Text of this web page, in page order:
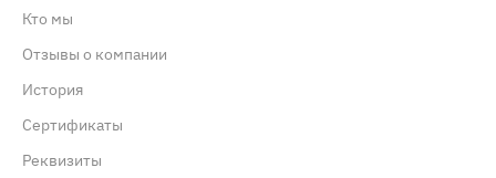
Кто мы
Отзывы о компании
История
Сертификаты
Реквизиты